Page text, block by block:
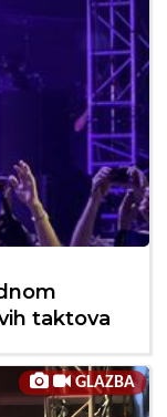
taktova
GLAZBA